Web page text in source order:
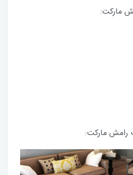
مارکت:
رامش مارکت: